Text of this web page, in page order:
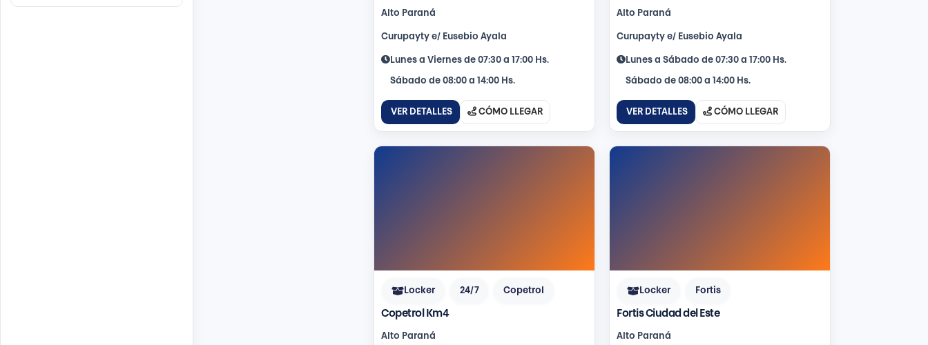
Alto Paraná
Curupayty e/ Eusebio Ayala
Lunes a Viernes de 07:30 a 17:00 Hs.
Sábado de 08:00 a 14:00 Hs.
VER DETALLES CÓMO LLEGAR
Alto Paraná
Curupayty e/ Eusebio Ayala
Lunes a Sábado de 07:30 a 17:00 Hs.
Sábado de 08:00 a 14:00 Hs.
VER DETALLES CÓMO LLEGAR
Locker 24/7 Copetrol
Copetrol Km4
Alto Paraná
Locker Fortis
Fortis Ciudad del Este
Alto Paraná